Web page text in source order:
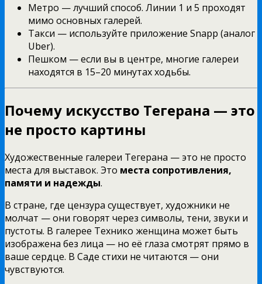
Метро — лучший способ. Линии 1 и 5 проходят
мимо основных галерей.
Такси — используйте приложение Snapp (аналог
Uber).
Пешком — если вы в центре, многие галереи
находятся в 15–20 минутах ходьбы.
Почему искусство Тегерана — это
не просто картины
Художественные галереи Тегерана — это не просто
места для выставок. Это места сопротивления,
памяти и надежды.
В стране, где цензура существует, художники не
молчат — они говорят через символы, тени, звуки и
пустоты. В галерее Технико женщина может быть
изображена без лица — но её глаза смотрят прямо в
ваше сердце. В Саде стихи не читаются — они
чувствуются.